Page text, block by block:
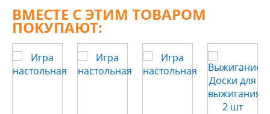
ВМЕСТЕ С ЭТИМ ТОВАРОМ
ПОКУПАЮТ: